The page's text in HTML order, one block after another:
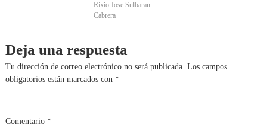
Rixio Jose Sulbaran
Cabrera
Deja una respuesta
Tu dirección de correo electrónico no será publicada. Los campos
obligatorios están marcados con *
Comentario *